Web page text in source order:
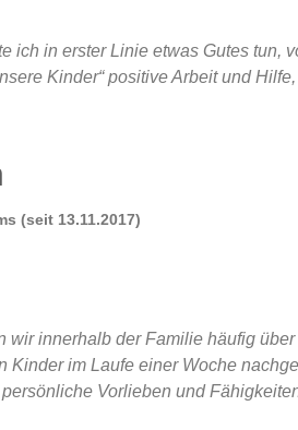
ich in erster Linie etwas Gutes
Kinder“ positive Arbeit und
(seit 13.11.2017)
wir innerhalb der Familie häufig
Kinder im Laufe einer Woche
Vorlieben und